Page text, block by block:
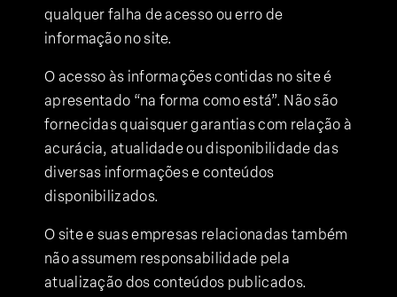
qualquer falha de acesso ou erro de
informação no site.
O acesso às informações contidas no site é
apresentado “na forma como está”. Não são
fornecidas quaisquer garantias com relação à
acurácia, atualidade ou disponibilidade das
diversas informações e conteúdos
disponibilizados.
O site e suas empresas relacionadas também
não assumem responsabilidade pela
atualização dos conteúdos publicados.